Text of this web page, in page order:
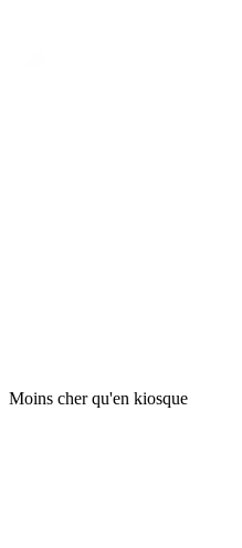
Moins cher qu'en kiosque